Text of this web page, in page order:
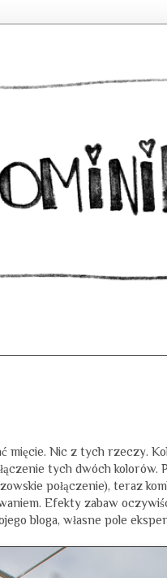
mięcie. Nic z tych rzeczy.
tych dwóch
połączenie), teraz
Efekty zabaw
bloga, własne pole